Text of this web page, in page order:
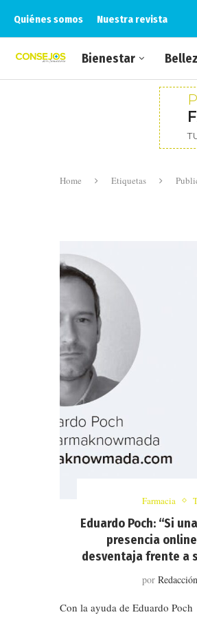
Quiénes somos Nuestra revista
Bienestar
Home Etiquetas
Farmacia
Eduardo Poch: “Si
presencia
desventaja frente a
por
Con la ayuda de Eduardo Poch